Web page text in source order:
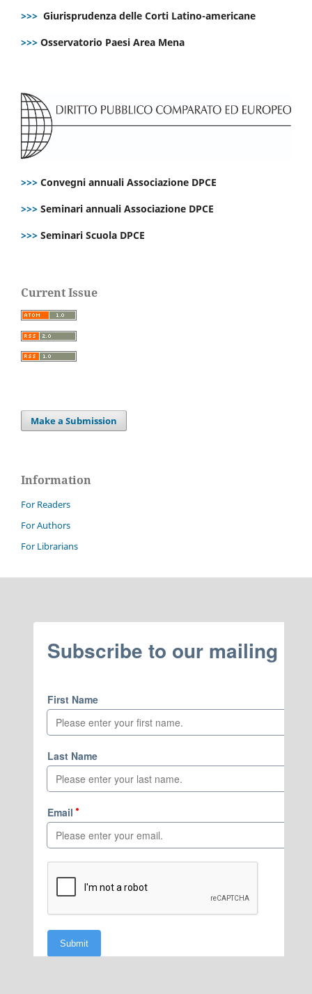
>>> Giurisprudenza delle Corti Latino-americane
>>> Osservatorio Paesi Area Mena
>>> Convegni annuali Associazione DPCE
>>> Seminari annuali Associazione DPCE
>>> Seminari Scuola DPCE
Current Issue
Make a Submission
Information
For Readers
For Authors
For Librarians